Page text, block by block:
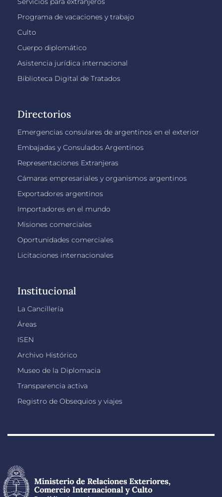
Programa de vacaciones y trabajo
Culto
Cuerpo diplomático
Asistencia jurídica internacional
Biblioteca Digital de Tratados
Directorios
Emergencias consulares de argentinos en el exterior
Embajadas y Consulados Argentinos
Representaciones Extranjeras
Cámaras empresariales y organismos argentinos
Exportadores argentinos
Importadores en el mundo
Misiones comerciales
Oportunidades comerciales
Licitaciones internacionales
Institucional
La Cancillería
Áreas
ISEN
Archivo Histórico
Museo de la Diplomacia
Transparencia activa
Registro de Obsequios y viajes